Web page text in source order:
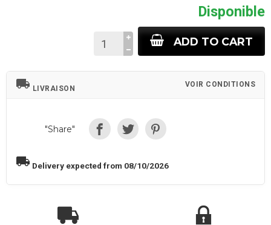
Disponible
ADD TO CART
local_shipping LIVRAISON VOIR CONDITIONS
"Share"
local_shipping Delivery expected from 08/10/2026